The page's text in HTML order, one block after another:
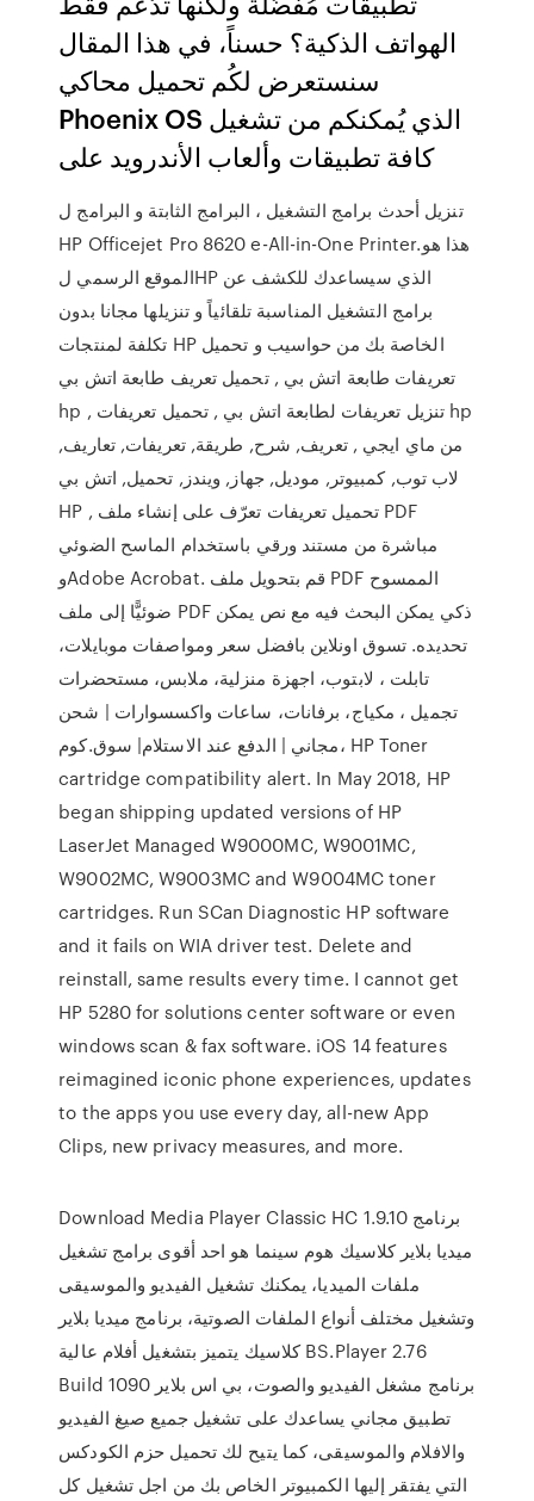
الهواتف الذكية؟ حسناً، في هذا المقال
سنستعرض لكُم تحميل محاكي
Phoenix OS الذي يُمكنكم من تشغيل
كافة تطبيقات وألعاب الأندرويد على
تنزيل أحدث برامج التشغيل ، البرامج الثابتة و البرامج ل
HP Officejet Pro 8620 e-All-in-One Printer.هذا هو
الموقع الرسمي لHP الذي سيساعدك للكشف عن
برامج التشغيل المناسبة تلقائياً و تنزيلها مجانا بدون
تكلفة لمنتجات HP الخاصة بك من حواسيب و تحميل
تعريفات طابعة اتش بي , تحميل تعريف طابعة اتش بي
hp , تنزيل تعريفات لطابعة اتش بي , تحميل تعريفات hp
من ماي ايجي , تعريف, شرح, طريقة, تعريفات, تعاريف,
لاب توب, كمبيوتر, موديل, جهاز, ويندز, تحميل, اتش بي
HP , تحميل تعريفات تعرّف على إنشاء ملف PDF
مباشرة من مستند ورقي باستخدام الماسح الضوئي
وAdobe Acrobat. قم بتحويل ملف PDF الممسوح
ضوئيًّا إلى ملف PDF ذكي يمكن البحث فيه مع نص يمكن
تحديده. تسوق اونلاين بافضل سعر ومواصفات موبايلات،
تابلت ، لابتوب، اجهزة منزلية، ملابس، مستحضرات
تجميل ، مكياج، برفانات، ساعات واكسسوارات | شحن
مجاني | الدفع عند الاستلام| سوق.كوم، HP Toner
cartridge compatibility alert. In May 2018, HP
began shipping updated versions of HP
LaserJet Managed W9000MC, W9001MC,
W9002MC, W9003MC and W9004MC toner
cartridges. Run SCan Diagnostic HP software
and it fails on WIA driver test. Delete and
reinstall, same results every time. I cannot get
HP 5280 for solutions center software or even
windows scan & fax software. iOS 14 features
reimagined iconic phone experiences, updates
to the apps you use every day, all-new App
Clips, new privacy measures, and more.
Download Media Player Classic HC 1.9.10 برنامج
ميديا بلاير كلاسيك هوم سينما هو احد أقوى برامج تشغيل
ملفات الميديا، يمكنك تشغيل الفيديو والموسيقى
وتشغيل مختلف أنواع الملفات الصوتية، برنامج ميديا بلاير
كلاسيك يتميز بتشغيل أفلام عالية BS.Player 2.76
Build 1090 برنامج مشغل الفيديو والصوت، بي اس بلاير
تطبيق مجاني يساعدك على تشغيل جميع صيغ الفيديو
والافلام والموسيقى، كما يتيح لك تحميل حزم الكودكس
التي يفتقر إليها الكمبيوتر الخاص بك من اجل تشغيل كل